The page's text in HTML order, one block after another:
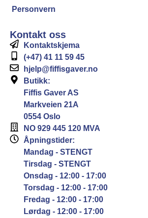
Personvern
Kontakt oss
Kontaktskjema
(+47) 41 11 59 45
hjelp@fiffisgaver.no
Butikk:
Fiffis Gaver AS
Markveien 21A
0554 Oslo
NO 929 445 120 MVA
Åpningstider:
Mandag - STENGT
Tirsdag - STENGT
Onsdag - 12:00 - 17:00
Torsdag - 12:00 - 17:00
Fredag - 12:00 - 17:00
Lørdag - 12:00 - 17:00